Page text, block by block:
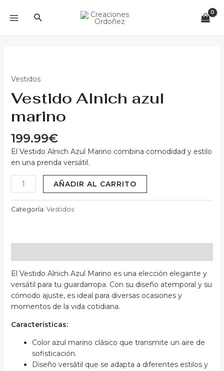
Buscar
Vestidos
Vestido Alnich azul
marino
199.99€
El Vestido Alnich Azul Marino combina comodidad y estilo
en una prenda versátil.
azul
cantidad
AÑADIR AL CARRITO
Categoría: Vestidos
El Vestido Alnich Azul Marino es una elección elegante y
versátil para tu guardarropa. Con su diseño atemporal y su
cómodo ajuste, es ideal para diversas ocasiones y
momentos de la vida cotidiana.
Características:
Color azul marino clásico que transmite un aire de
sofisticación.
Diseño versátil que se adapta a diferentes estilos y